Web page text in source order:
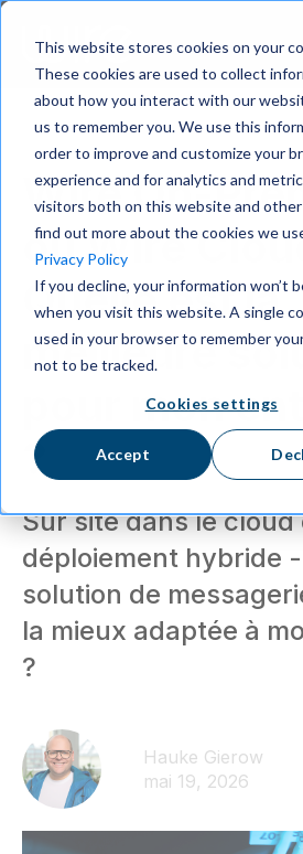
This website stores cookies on your
These cookies are used to collect
about how you interact with our
us to remember you. We use this
order to improve and customize your
experience and for analytics and
visitors both on this website and other
find out more about the cookies we
Privacy Policy
If you decline, your information won’t
when you visit this website. A single
used in your browser to remember
not to be tracked.
Cookies settings
Accept
S
Wire On-
ou Wire
Quelle est la
meilleure
pour mon
?
Sur site dans le cloud
déploiement hybride
solution de
la mieux adaptée à
?
Hauke Gierow
mai 19, 2026